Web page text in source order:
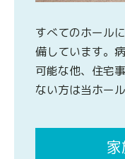
すべてのホール
備しています。
可能な他、住宅
ない方は当ホー